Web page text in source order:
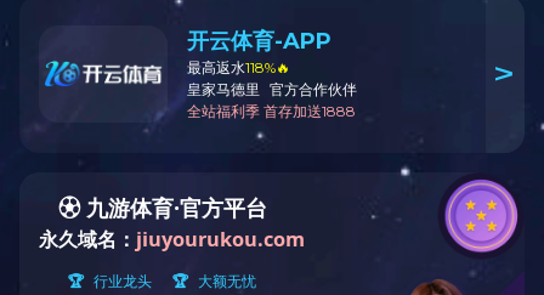
户外指南针口哨挂绳
用途：
材质：